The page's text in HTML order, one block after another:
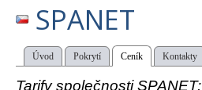
SPANET
Úvod Pokrytí Ceník Kontakty
Tarify společnosti SPANET: